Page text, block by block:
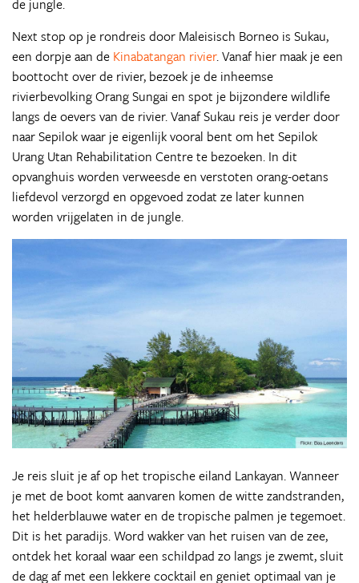
Next stop op je rondreis door Maleisisch Borneo is Sukau,
een dorpje aan de Kinabatangan rivier. Vanaf hier maak je een
boottocht over de rivier, bezoek je de inheemse
rivierbevolking Orang Sungai en spot je bijzondere wildlife
langs de oevers van de rivier. Vanaf Sukau reis je verder door
naar Sepilok waar je eigenlijk vooral bent om het Sepilok
Urang Utan Rehabilitation Centre te bezoeken. In dit
opvanghuis worden verweesde en verstoten orang-oetans
liefdevol verzorgd en opgevoed zodat ze later kunnen
worden vrijgelaten in de jungle.
Je reis sluit je af op het tropische eiland Lankayan. Wanneer
je met de boot komt aanvaren komen de witte zandstranden,
het helderblauwe water en de tropische palmen je tegemoet.
Dit is het paradijs. Word wakker van het ruisen van de zee,
ontdek het koraal waar een schildpad zo langs je zwemt, sluit
de dag af met een lekkere cocktail en geniet optimaal van je